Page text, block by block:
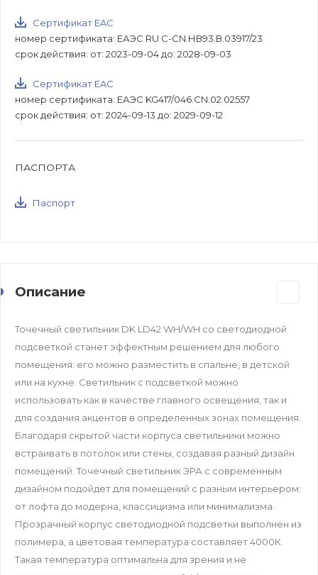
Сертификат EAC
номер сертификата: ЕАЭС RU С-CN.НВ93.В.03917/23
срок действия: от: 2023-09-04 до: 2028-09-03
Сертификат EAC
номер сертификата: ЕАЭС KG417/046.CN.02.02557
срок действия: от: 2024-09-13 до: 2029-09-12
ПАСПОРТА
Паспорт
Описание
Точечный светильник DK LD42 WH/WH со светодиодной
подсветкой станет эффектным решением для любого
помещения: его можно разместить в спальне, в детской
или на кухне. Светильник с подсветкой можно
использовать как в качестве главного освещения, так и
для создания акцентов в определенных зонах помещения.
Благодаря скрытой части корпуса светильники можно
встраивать в потолок или стены, создавая разный дизайн
помещений. Точечный светильник ЭРА с современным
дизайном подойдет для помещений с разным интерьером:
от лофта до модерна, классицизма или минимализма.
Прозрачный корпус светодиодной подсветки выполнен из
полимера, а цветовая температура составляет 4000К.
Такая температура оптимальна для зрения и не